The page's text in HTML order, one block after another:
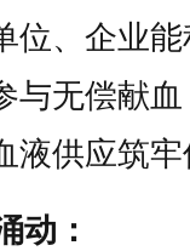
位、企业
与无偿献
液供应筑
动：